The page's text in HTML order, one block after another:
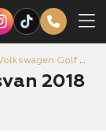
Golf Sportsvan 2018
2018